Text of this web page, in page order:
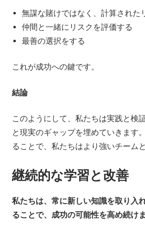
無謀な賭けではなく、計算された
仲間と一緒にリスクを評価する
最善の選択をする
これが成功への鍵です。
結論
このようにして、私たちは実践と検
と現実のギャップを埋めていきます
ることで、私たちはより強いチーム
継続的な学習と改善
私たちは、常に新しい知識を取り入
ることで、成功の可能性を高め続けま